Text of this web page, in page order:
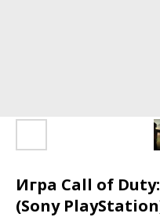
Игра Call of
(Sony